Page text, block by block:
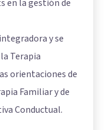
en la gestión de
y se
Terapia
orientaciones de
Familiar y de
Conductual.